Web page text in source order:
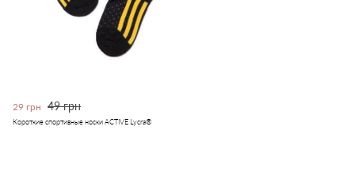
29 грн 49 грн
Короткие спортивные носки ACTIVE Lycra®